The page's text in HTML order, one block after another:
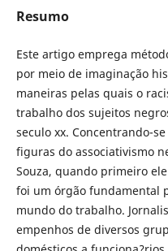
Resumo
Este artigo emprega
por meio de imaginação
maneiras pelas quais o
trabalho dos sujeitos
seculo xx. Concentrando-
figuras do associativismo
Souza, quando primeiro
foi um órgão fundamental
mundo do trabalho.
empenhos de diversos